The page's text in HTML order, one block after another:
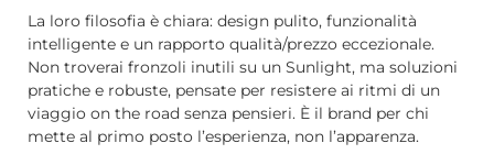
La loro filosofia è chiara: design pulito, funzionalità
intelligente e un rapporto qualità/prezzo eccezionale.
Non troverai fronzoli inutili su un Sunlight, ma soluzioni
pratiche e robuste, pensate per resistere ai ritmi di un
viaggio on the road senza pensieri. È il brand per chi
mette al primo posto l’esperienza, non l’apparenza.